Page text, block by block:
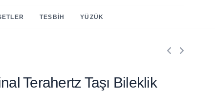
TESBIH YÜZÜK
Terahertz Taşı Bileklik